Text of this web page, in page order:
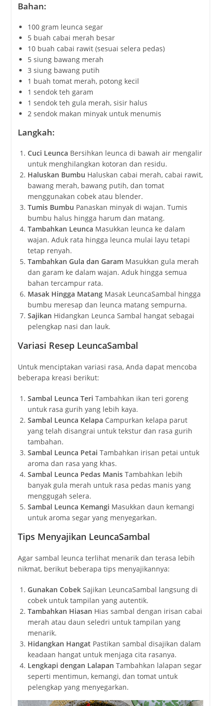
Bahan:
100 gram leunca segar
5 buah cabai merah besar
10 buah cabai rawit (sesuai selera pedas)
5 siung bawang merah
3 siung bawang putih
1 buah tomat merah, potong kecil
1 sendok teh garam
1 sendok teh gula merah, sisir halus
2 sendok makan minyak untuk menumis
Langkah:
Cuci Leunca Bersihkan leunca di bawah air mengalir
untuk menghilangkan kotoran dan residu.
Haluskan Bumbu Haluskan cabai merah, cabai rawit,
bawang merah, bawang putih, dan tomat
menggunakan cobek atau blender.
Tumis Bumbu Panaskan minyak di wajan. Tumis
bumbu halus hingga harum dan matang.
Tambahkan Leunca Masukkan leunca ke dalam
wajan. Aduk rata hingga leunca mulai layu tetapi
tetap renyah.
Tambahkan Gula dan GaramMasukkan gula merah
dan garam ke dalam wajan. Aduk hingga semua
bahan tercampur rata.
Masak Hingga MatangMasak LeuncaSambal hingga
bumbu meresap dan leunca matang sempurna.
Sajikan Hidangkan Leunca Sambal hangat sebagai
pelengkap nasi dan lauk.
Variasi Resep LeuncaSambal
Untuk menciptakan variasi rasa, Anda dapat mencoba
beberapa kreasi berikut:
Sambal Leunca Teri Tambahkan ikan teri goreng
untuk rasa gurih yang lebih kaya.
Sambal Leunca Kelapa Campurkan kelapa parut
yang telah disangrai untuk tekstur dan rasa gurih
tambahan.
Sambal Leunca Petai Tambahkan irisan petai untuk
aroma dan rasa yang khas.
Sambal Leunca Pedas ManisTambahkan lebih
banyak gula merah untuk rasa pedas manis yang
menggugah selera.
Sambal Leunca Kemangi Masukkan daun kemangi
untuk aroma segar yang menyegarkan.
Tips Menyajikan LeuncaSambal
Agar sambal leunca terlihat menarik dan terasa lebih
nikmat, berikut beberapa tips menyajikannya:
Gunakan CobekSajikan LeuncaSambal langsung di
cobek untuk tampilan yang autentik.
Tambahkan Hiasan Hias sambal dengan irisan cabai
merah atau daun seledri untuk tampilan yang
menarik.
Hidangkan Hangat Pastikan sambal disajikan dalam
keadaan hangat untuk menjaga cita rasanya.
Lengkapi dengan Lalapan Tambahkan lalapan segar
seperti mentimun, kemangi, dan tomat untuk
pelengkap yang menyegarkan.